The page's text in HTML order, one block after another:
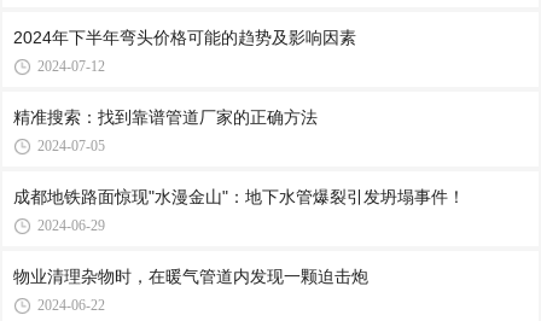
2024年下半年弯头价格可能的趋势及影响因素
2024-07-12
精准搜索：找到靠谱管道厂家的正确方法
2024-07-05
成都地铁路面惊现"水漫金山"：地下水管爆裂引发坍塌事件！
2024-06-29
物业清理杂物时，在暖气管道内发现一颗迫击炮
2024-06-22